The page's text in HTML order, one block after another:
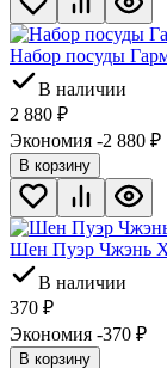
Набор посуды
В наличии
2 880 ₽
Экономия -2 880 ₽
В корзину
Шен Пуэр Чжэнь
В наличии
370 ₽
Экономия -370 ₽
В корзину